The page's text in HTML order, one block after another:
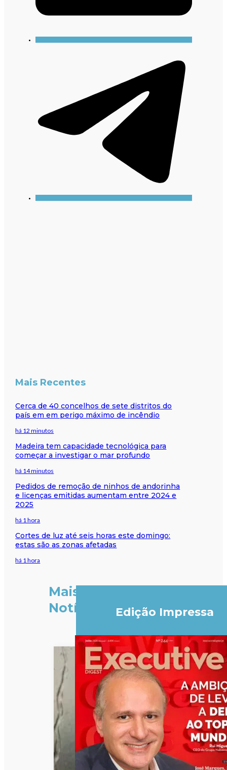
Mais Recentes
Cerca de 40 concelhos de sete distritos do
país em em perigo máximo de incêndio
há 12 minutos
Madeira tem capacidade tecnológica para
começar a investigar o mar profundo
há 14 minutos
Pedidos de remoção de ninhos de andorinha
e licenças emitidas aumentam entre 2024 e
2025
há 1 hora
Cortes de luz até seis horas este domingo:
estas são as zonas afetadas
há 1 hora
Mais
Notícias
Edição Impressa